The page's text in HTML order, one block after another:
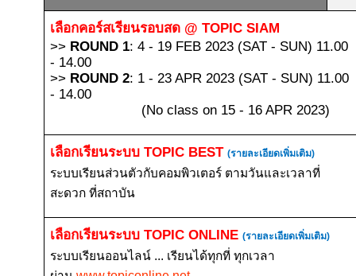
เลือกคอร์สเรียนรอบสด @ TOPIC SIAM
>> ROUND 1: 4 - 19 FEB 2023 (SAT - SUN) 11.00
- 14.00
>> ROUND 2: 1 - 23 APR 2023 (SAT - SUN) 11.00
- 14.00
(No class on 15 - 16 APR 2023)
เลือกเรียนระบบTOPIC BEST (รายละเอียดเพิ่มเติม)
ระบบเรียนส่วนตัวกับคอมพิวเตอร์ ตามวันและเวลาที่
สะดวก ที่สถาบัน
เลือกเรียนระบบTOPIC ONLINE (รายละเอียดเพิ่มเติม)
ระบบเรียนออนไลน์ ... เรียนได้ทุกที่ ทุกเวลา